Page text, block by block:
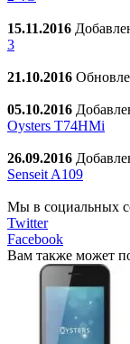
15.11.2016
3
21.10.2016
05.10.2016
Oysters T74HMi
26.09.2016
Senseit A109
Мы в социальных
Twitter
Facebook
Вам также может